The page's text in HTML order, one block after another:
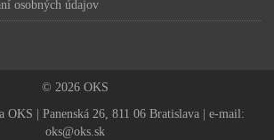
osobných údajov
© 2026 OKS
OKS | Panenská 26, 811 06 Bratislava | e-mail:
oks@oks.sk